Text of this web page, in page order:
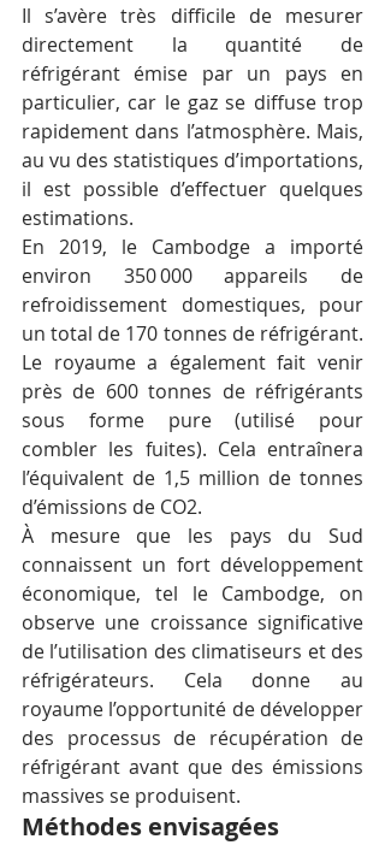
Il s’avère très difficile de mesurer
directement la quantité de
réfrigérant émise par un pays en
particulier, car le gaz se diffuse trop
rapidement dans l’atmosphère. Mais,
au vu des statistiques d’importations,
il est possible d’effectuer quelques
estimations.
En 2019, le Cambodge a importé
environ 350 000 appareils de
refroidissement domestiques, pour
un total de 170 tonnes de réfrigérant.
Le royaume a également fait venir
près de 600 tonnes de réfrigérants
sous forme pure (utilisé pour
combler les fuites). Cela entraînera
l’équivalent de 1,5 million de tonnes
d’émissions de CO2.
À mesure que les pays du Sud
connaissent un fort développement
économique, tel le Cambodge, on
observe une croissance significative
de l’utilisation des climatiseurs et des
réfrigérateurs. Cela donne au
royaume l’opportunité de développer
des processus de récupération de
réfrigérant avant que des émissions
massives se produisent.
Méthodes envisagées